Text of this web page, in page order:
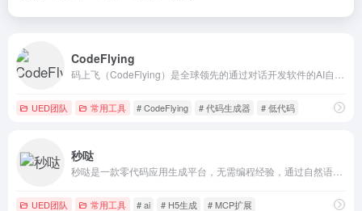
CodeFlying
UED团队 常用工具 # CodeFlying # 代码生成器 # 低代码
秒哒
UED团队 常用工具 # ai # H5生成 # MCP扩展